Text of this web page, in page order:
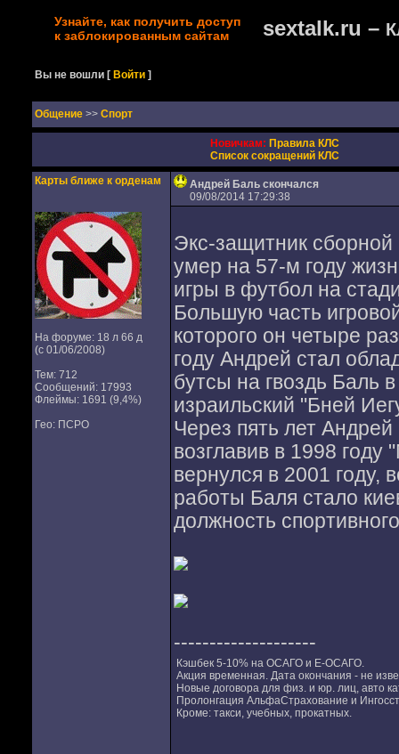
Узнайте, как получить доступ
к заблокированным сайтам
sextalk.ru –
Вы не вошли [Войти ]
Oбщение >> Спорт
Новичкам: Правила КЛС
Список сокращений КЛС
Карты ближе к орденам
На форуме: 18 л 66 д
(с 01/06/2008)
Тем: 712
Сообщений: 17993
Флеймы: 1691 (9,4%)
Гео: ПСРО
Андрей Баль скончался
09/08/2014 17:29:38
Экс-защитник
умер на 57-м году
игры в футбол на
Большую часть
которого он четыре
году Андрей стал
бутсы на гвоздь Баль
израильский "Бней
Через пять лет
возглавив в 1998 году
вернулся в 2001 году,
работы Баля стало
должность
--------------------
Кэшбек 5-10% на ОСАГО и Е-ОСАГО.
Акция временная. Дата окончания - не
Новые договора для физ. и юр. лиц, авто
Пролонгация АльфаСтрахование и
Кроме: такси, учебных, прокатных.